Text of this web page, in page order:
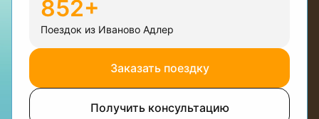
852+
Поездок из Иваново Адлер
Заказать поездку
Получить консультацию